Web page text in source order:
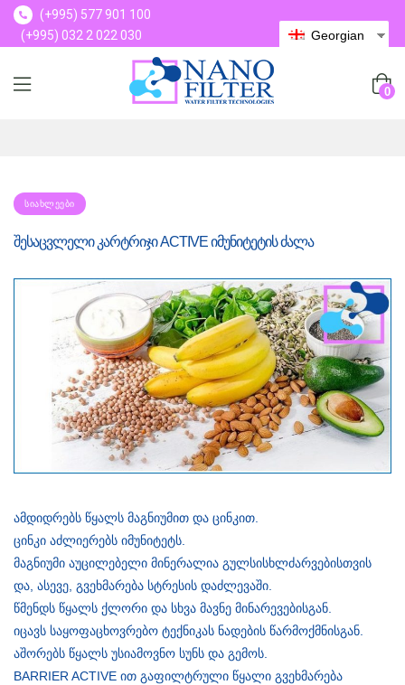
(+995) 577 901 100
(+995) 032 2 022 030
Georgian
0
ᲡᲘᲐᲮᲚᲔᲔᲑᲘ
შესაცვლელი კარტრიჯი ACTIVE იმუნიტეტის ძალა
ამდიდრებს წყალს მაგნიუმით და ცინკით.
ცინკი აძლიერებს იმუნიტეტს.
მაგნიუმი აუცილებელი მინერალია გულსისხლძარვებისთვის
და, ასევე, გვეხმარება სტრესის დაძლევაში.
წმენდს წყალს ქლორი და სხვა მავნე მინარევებისგან.
იცავს საყოფაცხოვრებო ტექნიკას ნადების წარმოქმნისგან.
აშორებს წყალს უსიამოვნო სუნს და გემოს.
BARRIER ACTIVE ით გაფილტრული წყალი გვეხმარება